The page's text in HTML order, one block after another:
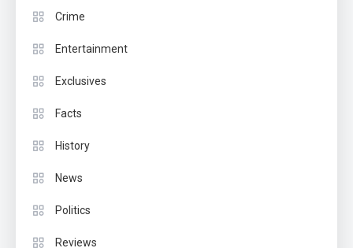
Crime
Entertainment
Exclusives
Facts
History
News
Politics
Reviews